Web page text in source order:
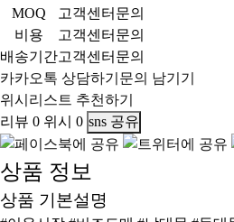
MOQ
고객센터문의
비용
고객센터문의
배송기간고객센터문의
카카오톡 상담하기 문의 남기기
위시리스트 추천하기
리뷰 0 위시 0 sns 공유
상품 정보
상품 기본설명